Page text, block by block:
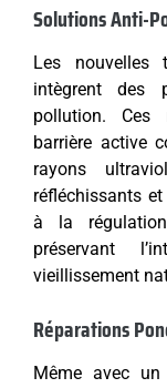
Solutions Anti-
Les nouvelles
intègrent des
pollution. Ces
barrière active
rayons
réfléchissants et
à la
préservant
vieillissement
Réparations
Même avec un